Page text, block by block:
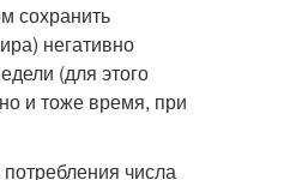
сохранить
негативно
(для этого
и тоже время, при
числа